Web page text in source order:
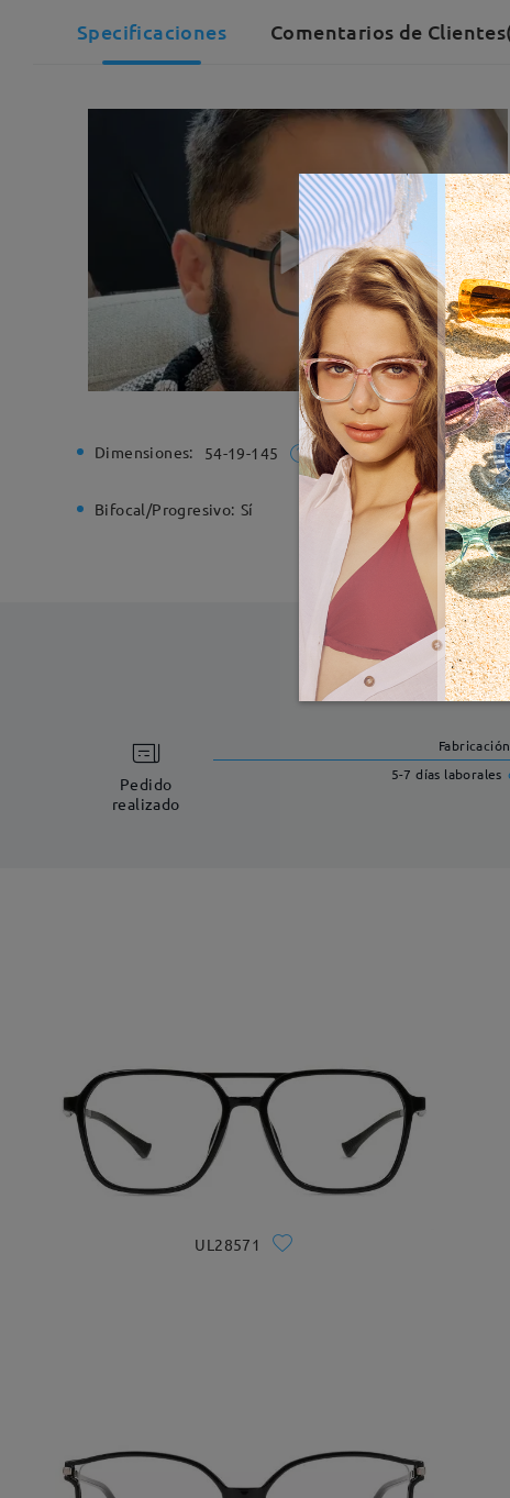
Specificaciones Comentarios de
Dimensiones: 54-19-145 Ancho de
Bifocal/Progresivo: Sí Bisagra de
Pedido
realizado
Fabricación
5-7 días laborales
UL28571